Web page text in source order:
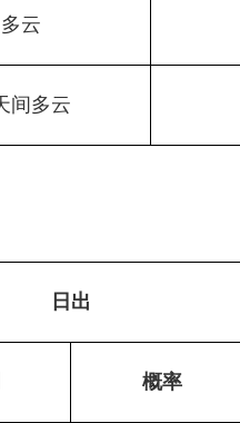
多云
间多云
日出
概率